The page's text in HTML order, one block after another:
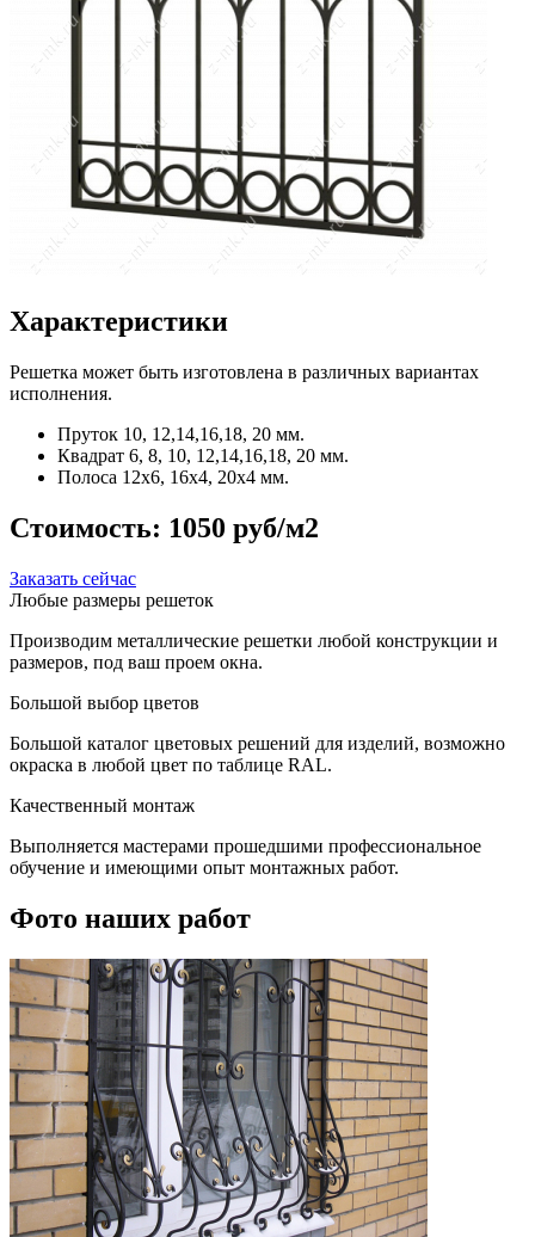
Характеристики
Решетка может быть изготовлена в различных вариантах
исполнения.
Пруток 10, 12,14,16,18, 20 мм.
Квадрат 6, 8, 10, 12,14,16,18, 20 мм.
Полоса 12x6, 16x4, 20x4 мм.
Стоимость: 1050 руб/м2
Заказать сейчас
Любые размеры решеток
Производим металлические решетки любой конструкции и
размеров, под ваш проем окна.
Большой выбор цветов
Большой каталог цветовых решений для изделий, возможно
окраска в любой цвет по таблице RAL.
Качественный монтаж
Выполняется мастерами прошедшими профессиональное
обучение и имеющими опыт монтажных работ.
Фото наших работ